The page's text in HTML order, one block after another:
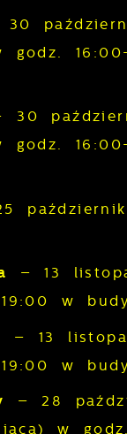
30
30
– 13
w
– 13
w
– 28
w